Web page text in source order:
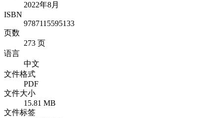
2022年8月
ISBN
9787115595133
页数
273 页
语言
中文
文件格式
PDF
文件大小
15.81 MB
文件标签